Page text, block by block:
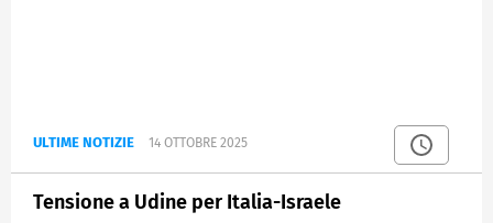
ULTIME NOTIZIE 14 OTTOBRE 2025
Tensione a Udine per Italia-Israele